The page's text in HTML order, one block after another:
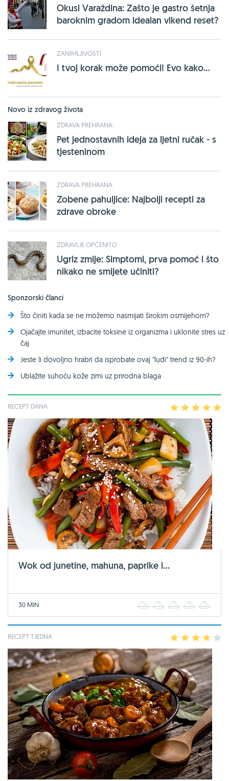
Okusi Varaždina: Zašto je gastro šetnja
baroknim gradom idealan vikend reset?
ZANIMLJIVOSTI
I tvoj korak može pomoći! Evo kako...
Novo iz zdravog života
ZDRAVA PREHRANA
Pet jednostavnih ideja za ljetni ručak - s
tjesteninom
ZDRAVA PREHRANA
Zobene pahuljice: Najbolji recepti za
zdrave obroke
ZDRAVLJE OPĆENITO
Ugriz zmije: Simptomi, prva pomoć i što
nikako ne smijete učiniti?
Sponzorski članci
Što činiti kada se ne možemo nasmijati širokim osmijehom?
Ojačajte imunitet, izbacite toksine iz organizma i uklonite stres uz
čaj
Jeste li dovoljno hrabri da isprobate ovaj ''ludi'' trend iz 90-ih?
Ublažite suhoću kože zimi uz prirodna blaga
RECEPT DANA 2 3 4
Wok od junetine, mahuna, paprike i...
30 MIN 2 3 4
RECEPT TJEDNA 2 3 4